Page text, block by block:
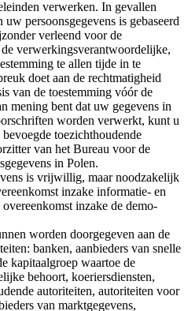
verwerken. In gevallen
persoonsgegevens is gebaseerd
verleend voor de
verwerkingsverantwoordelijke,
te allen tijde in te
doet aan de rechtmatigheid
van de toestemming vóór de
mening bent dat uw gegevens in
worden verwerkt, kunt u
toezichthoudende
van het Bureau voor de
in Polen.
is vrijwillig, maar noodzakelijk
inzake informatie- en
inzake de demo-
worden doorgegeven aan de
banken, aanbieders van snelle
kapitaalgroep waartoe de
behoort, koeriersdiensten,
autoriteiten, autoriteiten voor
van marktgegevens,